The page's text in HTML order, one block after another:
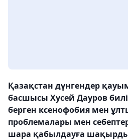
Қазақстан дүнгендер
басшысы Хусей Дауров
берген ксенофобия мен
проблемалары мен
шара қабылдауға